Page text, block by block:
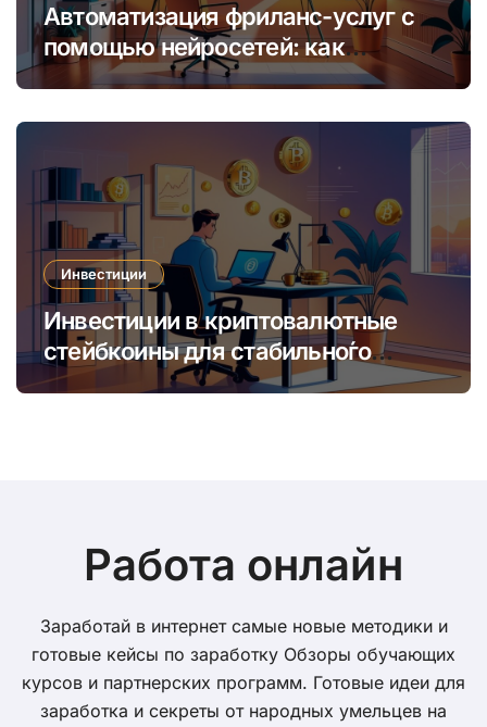
Автоматизация фриланс-услуг с
помощью нейросетей: как
увеличить доход и сократить
Инвестиции
Инвестиции в криптовалютные
стейбкоины для стабильно́го
онлайн-заработка в условиях
Работа онлайн
Заработай в интернет самые новые методики и
готовые кейсы по заработку Обзоры обучающих
курсов и партнерских программ. Готовые идеи для
заработка и секреты от народных умельцев на